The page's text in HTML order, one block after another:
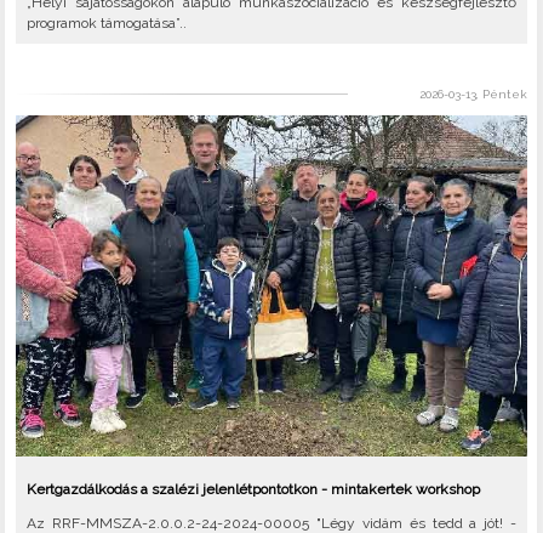
programok támogatása”..
2026-03-13, Péntek
Kertgazdálkodás a szalézi jelenlétpontotkon - mintakertek workshop
Az RRF-MMSZA-2.0.0.2-24-2024-00005 "Légy vidám és tedd a jót! -